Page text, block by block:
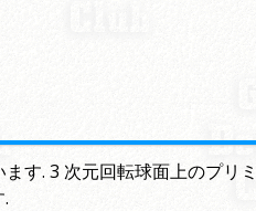
す. 3 次元回転球面上のプリ